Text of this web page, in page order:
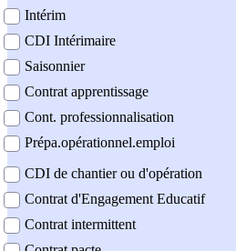
Intérim
CDI Intérimaire
Saisonnier
Contrat apprentissage
Cont. professionnalisation
Prépa.opérationnel.emploi
CDI de chantier ou d'opération
Contrat d'Engagement Educatif
Contrat intermittent